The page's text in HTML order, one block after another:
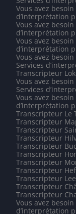
Vous avez
d’interprétation
Vous avez
d’interprétation
Vous avez
d’interprétation
Vous avez
Services
Transcripteur
Vous avez
Services
Vous avez
d’interprétation
Transcripteur Le
Transcripteur
Transcripteur
Transcripteur
Transcripteur
Transcripteur
Transcripteur
Transcripteur
Transcripteur
Transcripteur
Transcripteur
Vous avez
d’interprétation